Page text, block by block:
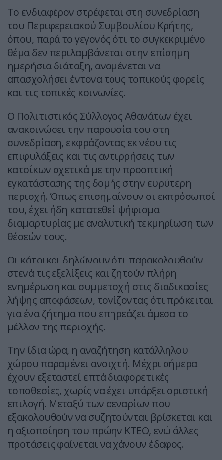
Το ενδιαφέρον στρέφεται στη συνεδρίαση
του Περιφερειακού Συμβουλίου Κρήτης,
όπου, παρά το γεγονός ότι το συγκεκριμένο
θέμα δεν περιλαμβάνεται στην επίσημη
ημερήσια διάταξη, αναμένεται να
απασχολήσει έντονα τους τοπικούς φορείς
και τις τοπικές κοινωνίες.
Ο Πολιτιστικός Σύλλογος Αθανάτων έχει
ανακοινώσει την παρουσία του στη
συνεδρίαση, εκφράζοντας εκ νέου τις
επιφυλάξεις και τις αντιρρήσεις των
κατοίκων σχετικά με την προοπτική
εγκατάστασης της δομής στην ευρύτερη
περιοχή. Όπως επισημαίνουν οι εκπρόσωποί
του, έχει ήδη κατατεθεί ψήφισμα
διαμαρτυρίας με αναλυτική τεκμηρίωση των
θέσεών τους.
Οι κάτοικοι δηλώνουν ότι παρακολουθούν
στενά τις εξελίξεις και ζητούν πλήρη
ενημέρωση και συμμετοχή στις διαδικασίες
λήψης αποφάσεων, τονίζοντας ότι πρόκειται
για ένα ζήτημα που επηρεάζει άμεσα το
μέλλον της περιοχής.
Την ίδια ώρα, η αναζήτηση κατάλληλου
χώρου παραμένει ανοιχτή. Μέχρι σήμερα
έχουν εξεταστεί επτά διαφορετικές
τοποθεσίες, χωρίς να έχει υπάρξει οριστική
επιλογή. Μεταξύ των σεναρίων που
εξακολουθούν να συζητούνται βρίσκεται και
η αξιοποίηση του πρώην ΚΤΕΟ, ενώ άλλες
προτάσεις φαίνεται να χάνουν έδαφος.